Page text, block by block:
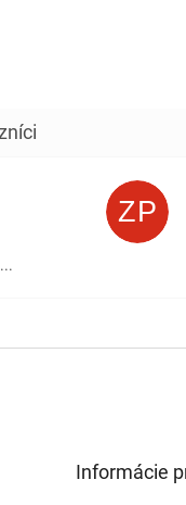
je 5 z 5 hviezdičiek.
ZP
Informácie